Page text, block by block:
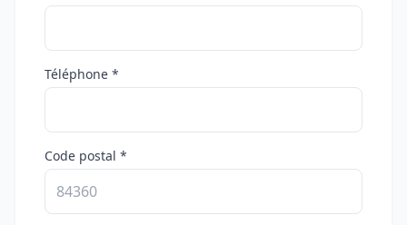
Téléphone *
Code postal *